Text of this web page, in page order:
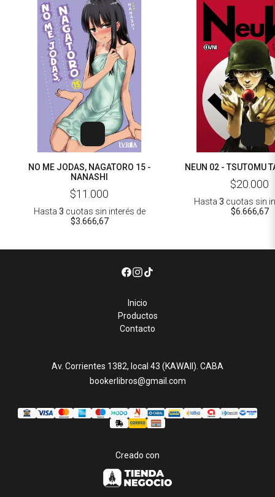
NO ME JODAS, NAGATORO 15 -
NANASHI
$11.000
Hasta 3 cuotas sin interés de
$3.666,67
NEUN 02 - TSUTOMU
$20.000
Hasta 3 cuotas sin
$6.666,67
Inicio
Productos
Contacto
Av. Corrientes 1382, local 43 (KAWAII). CABA
bookerlibros@gmail.com
Creado con